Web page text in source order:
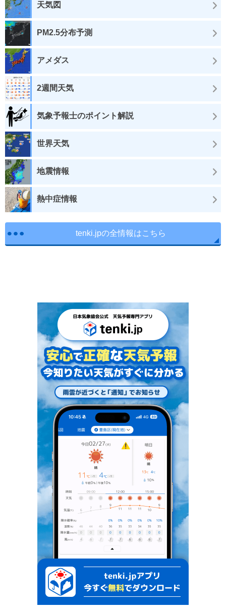
天気図
PM2.5分布予測
アメダス
2週間天気
気象予報士のポイント解説
世界天気
地震情報
熱中症情報
tenki.jpの全情報はこちら